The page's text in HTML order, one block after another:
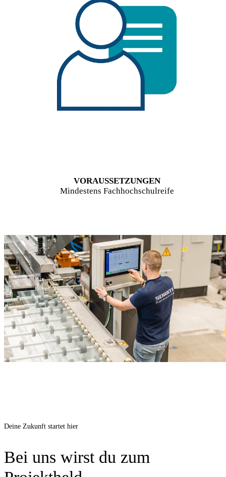
VORAUSSETZUNGEN
Mindestens Fachhochschulreife
Deine Zukunft startet hier
Bei uns wirst du zum